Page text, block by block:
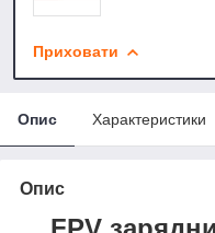
Приховати
Опис Характеристики
Опис